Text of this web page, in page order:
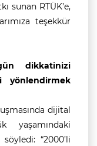
sunan RTÜK’e,
teşekkür
dikkatinizi
yönlendirmek
dijital
yaşamındaki
“2000’li